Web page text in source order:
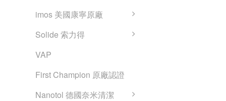
imos 美國康寧原廠
Solide 索力得
VAP
First Champion 原廠認證
Nanotol 德國奈米清潔